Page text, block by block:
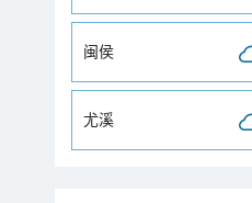
闽侯
尤溪